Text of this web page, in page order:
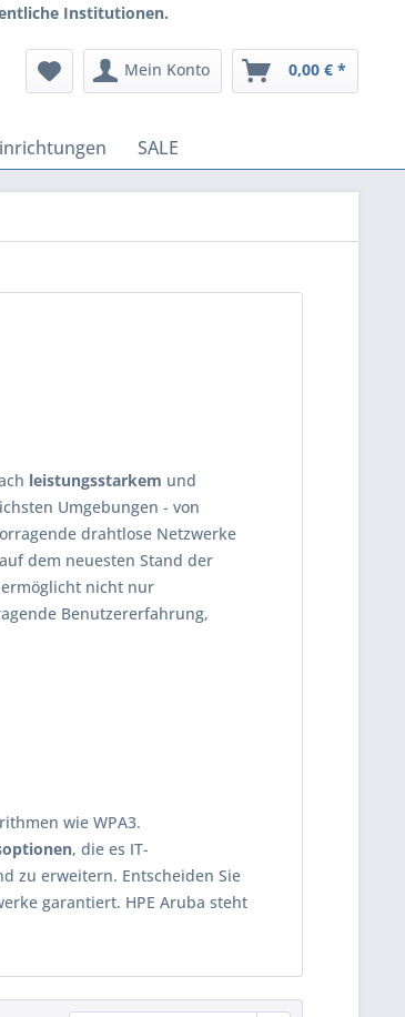
Institutionen.
Mein Konto 0,00 € *
SALE
leistungsstarkem und
Umgebungen - von
drahtlose Netzwerke
dem neuesten Stand der
ermöglicht nicht nur
Benutzererfahrung,
wie WPA3.
, die es IT-
zu erweitern. Entscheiden Sie
garantiert. HPE Aruba steht